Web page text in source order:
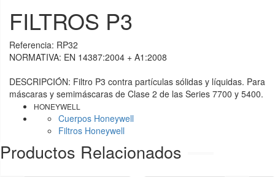
FILTROS P3
Referencia: RP32
NORMATIVA: EN 14387:2004 + A1:2008
DESCRIPCIÓN: Filtro P3 contra partículas sólidas y líquidas. Para
máscaras y semimáscaras de Clase 2 de las Series 7700 y 5400.
HONEYWELL
Cuerpos Honeywell
Filtros Honeywell
Productos Relacionados